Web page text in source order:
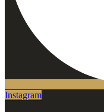
Instagram